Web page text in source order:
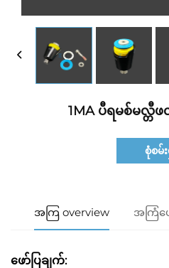
1MA ပီရမစ်မလ္တီ
စုံစမ်
အကြ overview အကြံပ
ဖော်ပြချက်: